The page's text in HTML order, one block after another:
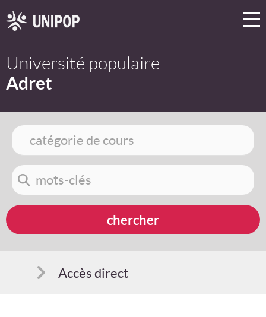
Université populaire
Adret
Accès direct